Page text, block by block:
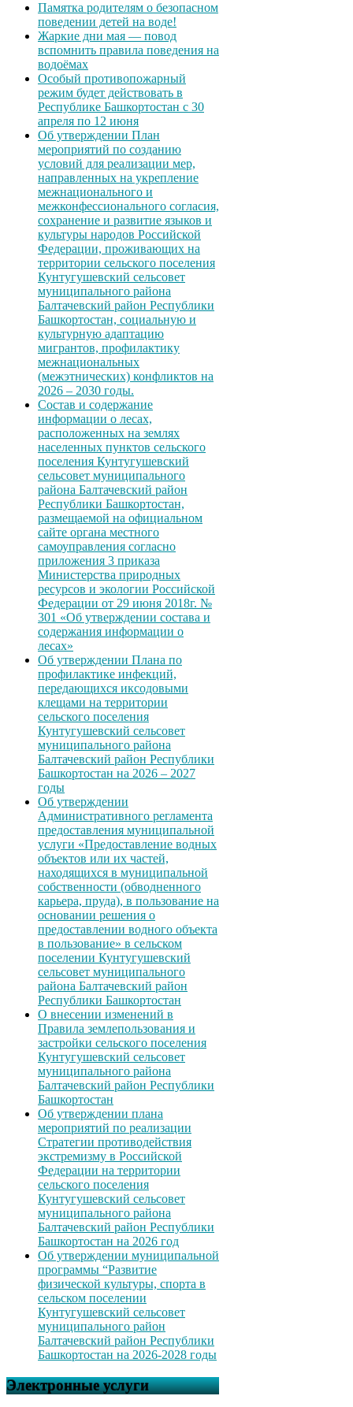
Памятка родителям о безопасном
поведении детей на воде!
Жаркие дни мая — повод
вспомнить правила поведения на
водоёмах
Особый противопожарный
режим будет действовать в
Республике Башкортостан с 30
апреля по 12 июня
Об утверждении План
мероприятий по созданию
условий для реализации мер,
направленных на укрепление
межнационального и
межконфессионального согласия,
сохранение и развитие языков и
культуры народов Российской
Федерации, проживающих на
территории сельского поселения
Кунтугушевский сельсовет
муниципального района
Балтачевский район Республики
Башкортостан, социальную и
культурную адаптацию
мигрантов, профилактику
межнациональных
(межэтнических) конфликтов на
2026 – 2030 годы.
Состав и содержание
информации о лесах,
расположенных на землях
населенных пунктов сельского
поселения Кунтугушевский
сельсовет муниципального
района Балтачевский район
Республики Башкортостан,
размещаемой на официальном
сайте органа местного
самоуправления согласно
приложения 3 приказа
Министерства природных
ресурсов и экологии Российской
Федерации от 29 июня 2018г. №
301 «Об утверждении состава и
содержания информации о
лесах»
Об утверждении Плана по
профилактике инфекций,
передающихся иксодовыми
клещами на территории
сельского поселения
Кунтугушевский сельсовет
муниципального района
Балтачевский район Республики
Башкортостан на 2026 – 2027
годы
Об утверждении
Административного регламента
предоставления муниципальной
услуги «Предоставление водных
объектов или их частей,
находящихся в муниципальной
собственности (обводненного
карьера, пруда), в пользование на
основании решения о
предоставлении водного объекта
в пользование» в сельском
поселении Кунтугушевский
сельсовет муниципального
района Балтачевский район
Республики Башкортостан
О внесении изменений в
Правила землепользования и
застройки сельского поселения
Кунтугушевский сельсовет
муниципального района
Балтачевский район Республики
Башкортостан
Об утверждении плана
мероприятий по реализации
Стратегии противодействия
экстремизму в Российской
Федерации на территории
сельского поселения
Кунтугушевский сельсовет
муниципального района
Балтачевский район Республики
Башкортостан на 2026 год
Об утверждении муниципальной
программы “Развитие
физической культуры, спорта в
сельском поселении
Кунтугушевский сельсовет
муниципального район
Балтачевский район Республики
Башкортостан на 2026-2028 годы
Электронные услуги